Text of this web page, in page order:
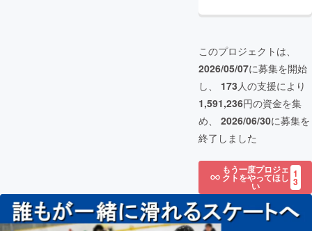
このプロジェクトは、
2026/05/07に募集を開始
し、 173人の支援により
1,591,236円の資金を集
め、 2026/06/30に募集を
終了しました
もう一度プロジェ
クトをやってほし
い
1
3